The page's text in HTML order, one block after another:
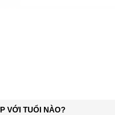
VỚI TUỔI NÀO?